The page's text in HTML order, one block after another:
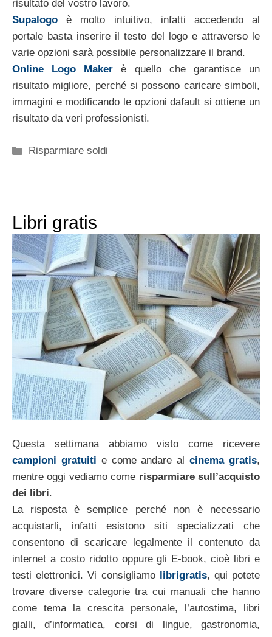
risultato del vostro lavoro.
Supalogo è molto intuitivo, infatti accedendo al
portale basta inserire il testo del logo e attraverso le
varie opzioni sarà possibile personalizzare il brand.
Online Logo Maker è quello che garantisce un
risultato migliore, perché si possono caricare simboli,
immagini e modificando le opzioni dafault si ottiene un
risultato da veri professionisti.
Categorie
Risparmiare soldi
Libri gratis
Questa settimana abbiamo visto come ricevere
campioni gratuiti e come andare alcinema gratis,
mentre oggi vediamo come risparmiare sull’acquisto
dei libri.
La risposta è semplice perché non è necessario
acquistarli, infatti esistono siti specializzati che
consentono di scaricare legalmente il contenuto da
internet a costo ridotto oppure gli E-book, cioè libri e
testi elettronici. Vi consigliamo librigratis, qui potete
trovare diverse categorie tra cui manuali che hanno
come tema la crescita personale, l’autostima, libri
gialli, d’informatica, corsi di lingue, gastronomia,